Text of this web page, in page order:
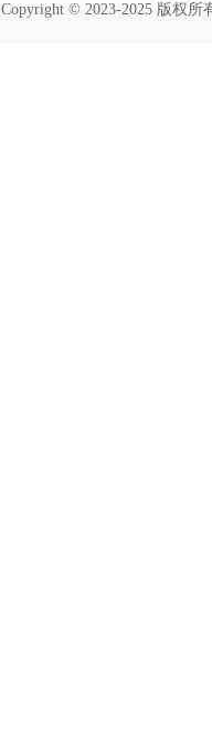
Copyright © 2023-2025 版权所